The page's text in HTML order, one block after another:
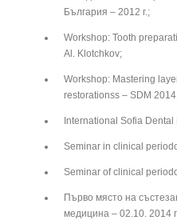
България – 2012 г.;
Workshop: Tooth
Al. Klotchkov;
Workshop: Mastering
restorationss – SDM
International Sofia Dental
Seminar in clinical
Seminar of clinical
Първо място на
медицина – 02.10. 2014